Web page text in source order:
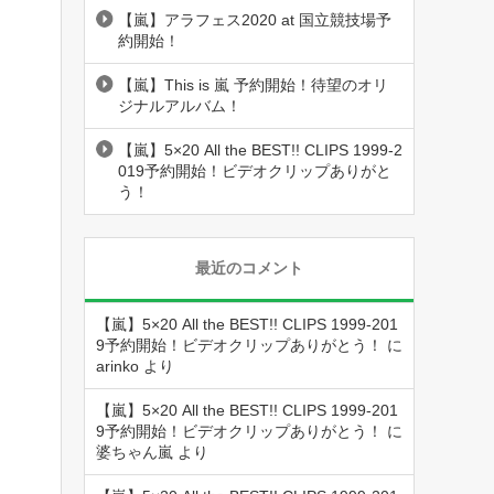
【嵐】アラフェス2020 at 国立競技場予
約開始！
【嵐】This is 嵐 予約開始！待望のオリ
ジナルアルバム！
【嵐】5×20 All the BEST!! CLIPS 1999-2
019予約開始！ビデオクリップありがと
う！
最近のコメント
【嵐】5×20 All the BEST!! CLIPS 1999-201
9予約開始！ビデオクリップありがとう！
に
arinko より
【嵐】5×20 All the BEST!! CLIPS 1999-201
9予約開始！ビデオクリップありがとう！
に
婆ちゃん嵐 より